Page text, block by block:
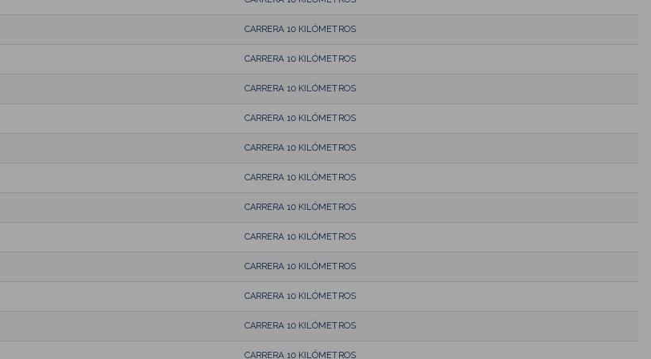
CARRERA 10 KILÓMETROS
CARRERA 10 KILÓMETROS
CARRERA 10 KILÓMETROS
CARRERA 10 KILÓMETROS
CARRERA 10 KILÓMETROS
CARRERA 10 KILÓMETROS
CARRERA 10 KILÓMETROS
CARRERA 10 KILÓMETROS
CARRERA 10 KILÓMETROS
CARRERA 10 KILÓMETROS
CARRERA 10 KILÓMETROS
CARRERA 10 KILÓMETROS